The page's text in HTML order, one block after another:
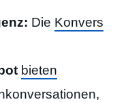
Die Konvers
bieten